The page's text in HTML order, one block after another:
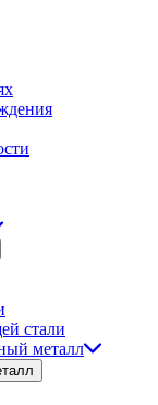
стали
металл